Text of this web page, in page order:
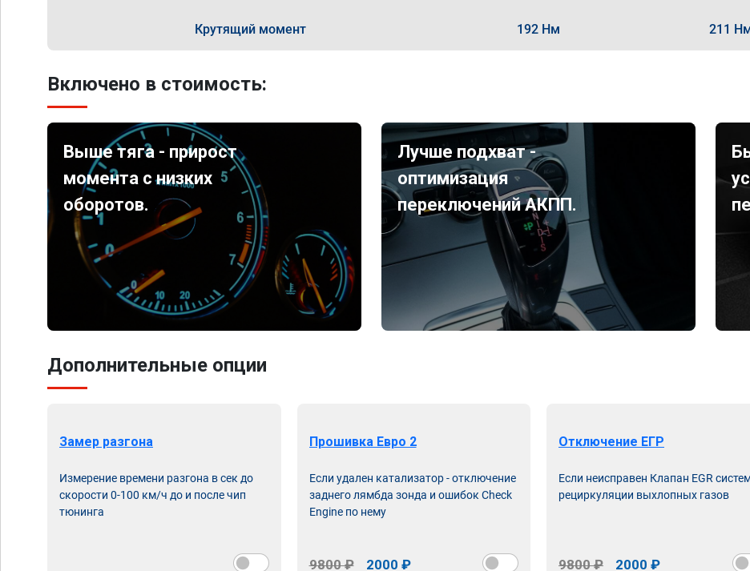
Крутящий момент 192 Нм 211
Включено в стоимость:
Выше тяга - прирост
момента с низких
оборотов.
Лучше подхват -
оптимизация
переключений АКПП.
Дополнительные опции
Замер разгона
Измерение времени разгона в сек до
скорости 0-100 км/ч до и после чип
тюнинга
Прошивка Евро 2
Если удален катализатор - отключение
заднего лямбда зонда и ошибок Check
Engine по нему
9800 ₽ 2000 ₽
Отключение ЕГР
Если неисправен Клапан EGR
рециркуляции выхлопных газов
9800 ₽ 2000 ₽